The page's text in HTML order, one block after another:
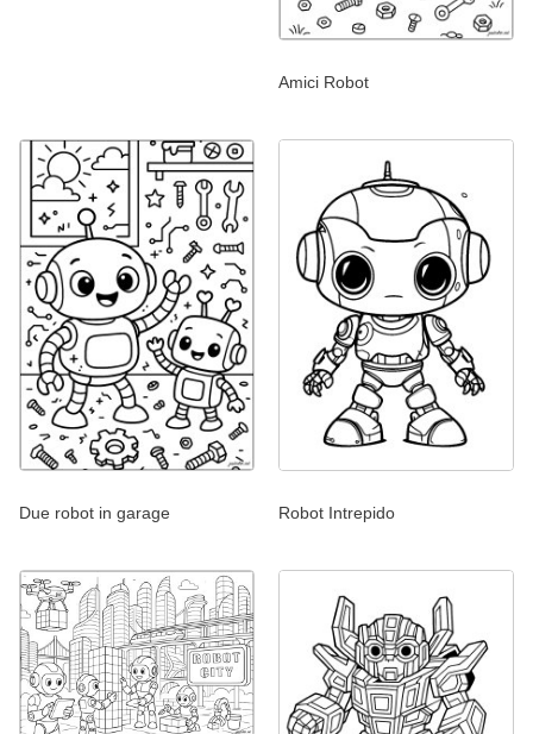
Amici Robot
Due robot in garage Robot Intrepido